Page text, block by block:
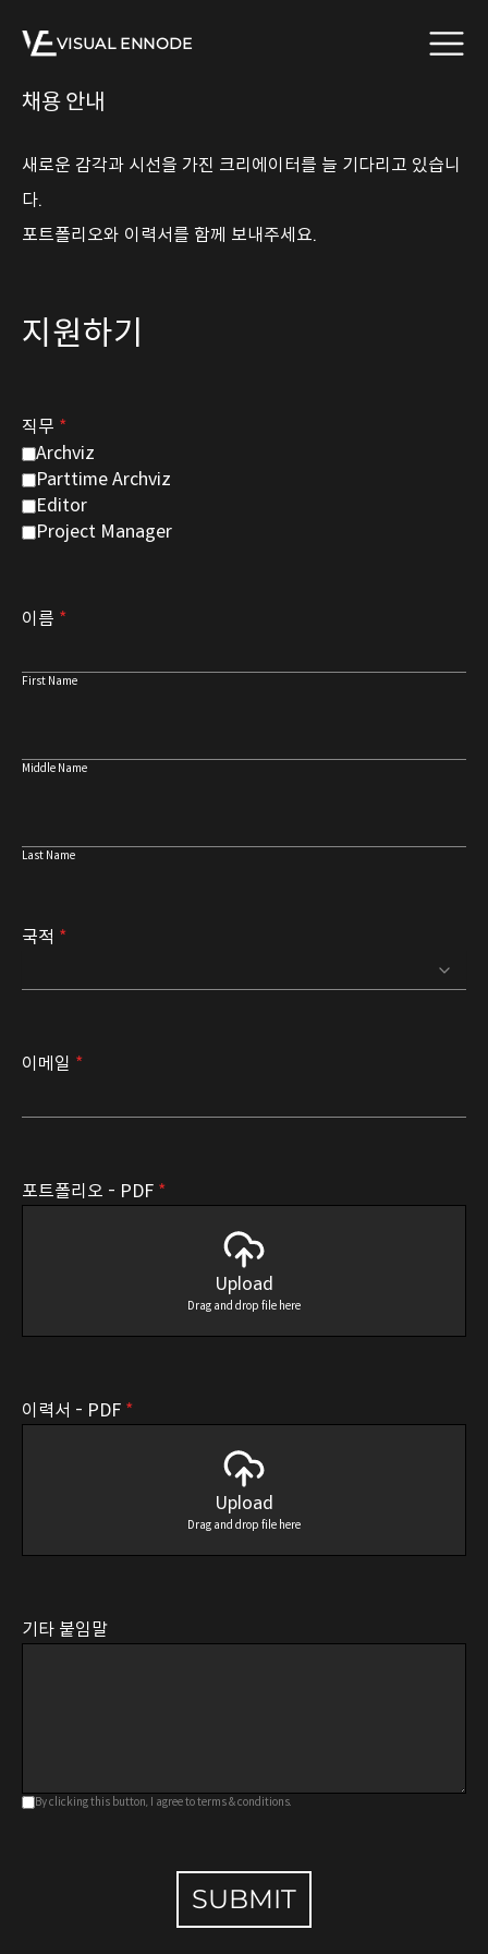
VISUAL ENNODE
채용 안내
새로운 감각과 시선을 가진 크리에이터를 늘 기다리고 있습니
다.
포트폴리오와 이력서를 함께 보내주세요.
지원하기
직무 *
Archviz
Parttime Archviz
Editor
Project Manager
이름 *
First Name
Middle Name
Last Name
국적 *
이메일 *
포트폴리오 - PDF *
Upload
Drag and drop file here
이력서 - PDF *
Upload
Drag and drop file here
기타 붙임말
By clicking this button, I agree to terms & conditions.
SUBMIT